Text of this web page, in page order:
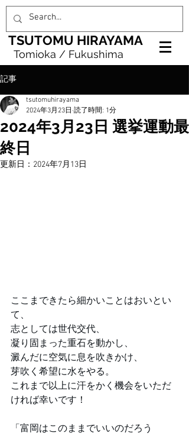
TSUTOMU HIRAYAMA
Tomioka / Fukushima
記事
2024年3月23日 選挙運動最
終日
tsutomuhirayama
2024年3月23日 読了時間: 1分
更新日： 2024年7月13日
ここまできたら細かいことはおいとい
て、
志としては世代交代、
凝り固まった重石を動かし、
澱んだに空気に息を吹きかけ、
芽吹く希望に水をやる。
これまで以上に汗をかく機会をいただ
ければ幸いです！
「富岡はこのままでいいのだろう